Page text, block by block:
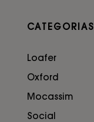
CATEGORIAS
Loafer
Oxford
Mocassim
Social